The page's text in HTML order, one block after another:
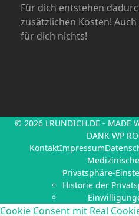
Für dich entstehen
zusätzlichen Kosten!
für dich nichts!
© 2026 LRUNDICH.DE - MADE
DANK WP
KontaktImpressum
Privatsphäre-
Historie der
Cookie Consent mit Real